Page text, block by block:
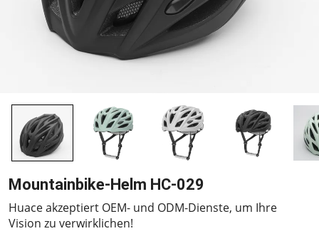
Mountainbike-Helm HC-029
Huace akzeptiert OEM- und ODM-Dienste, um Ihre
Vision zu verwirklichen!